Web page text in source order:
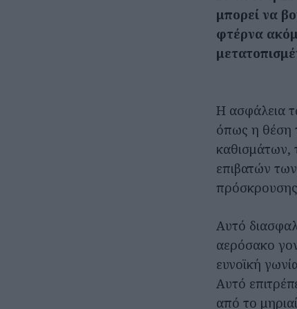
μπορεί να
φτέρνα
Η ασφάλεια
όπως η θέση
καθισμάτων,
επιβατών
Αυτό
αερόσακο
ευνοϊκή
Αυτό
από το